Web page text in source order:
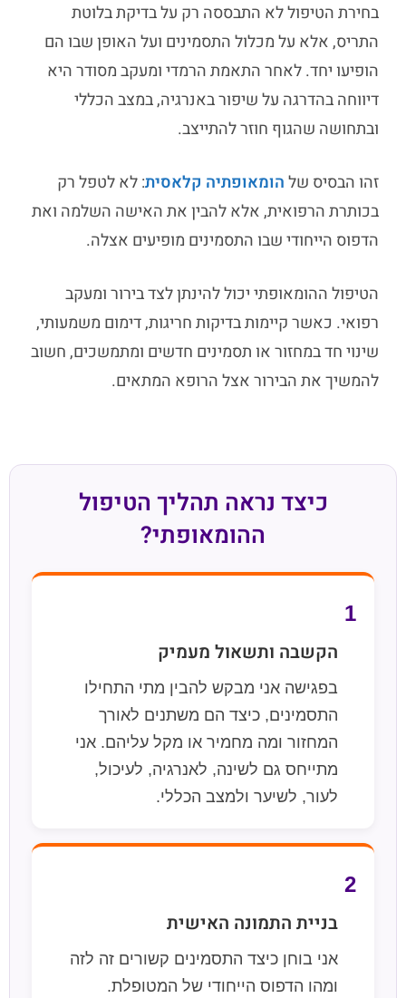
בחירת הטיפול לא התבססה רק על בדיקת בלוטת
התריס, אלא על מכלול התסמינים ועל האופן שבו הם
הופיעו יחד. לאחר התאמת הרמדי ומעקב מסודר היא
דיווחה בהדרגה על שיפור באנרגיה, במצב הכללי
ובתחושה שהגוף חוזר להתייצב.
זהו הבסיס שלהומאופתיה קלאסית: לא לטפל רק
בכותרת הרפואית, אלא להבין את האישה השלמה ואת
הדפוס הייחודי שבו התסמינים מופיעים אצלה.
הטיפול ההומאופתי יכול להינתן לצד בירור ומעקב
רפואי. כאשר קיימות בדיקות חריגות, דימום משמעותי,
שינוי חד במחזור או תסמינים חדשים ומתמשכים, חשוב
להמשיך את הבירור אצל הרופא המתאים.
כיצד נראה תהליך הטיפול
ההומאופתי?
1
הקשבה ותשאול מעמיק
בפגישה אני מבקש להבין מתי התחילו
התסמינים, כיצד הם משתנים לאורך
המחזור ומה מחמיר או מקל עליהם. אני
מתייחס גם לשינה, לאנרגיה, לעיכול,
לעור, לשיער ולמצב הכללי.
2
בניית התמונה האישית
אני בוחן כיצד התסמינים קשורים זה לזה
ומהו הדפוס הייחודי של המטופלת.